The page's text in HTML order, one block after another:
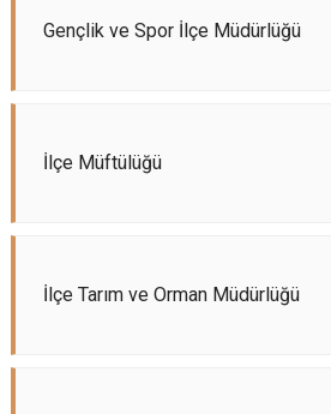
Gençlik ve Spor İlçe Müdürlüğü
İlçe Müftülüğü
İlçe Tarım ve Orman Müdürlüğü